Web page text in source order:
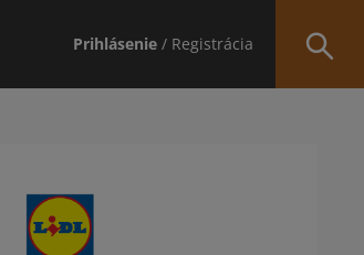
Prihlásenie / Registrácia
Obsah bočného panela